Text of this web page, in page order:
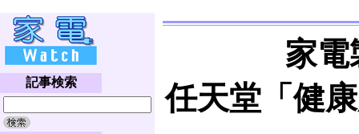
記事検索
家電
任天堂「健